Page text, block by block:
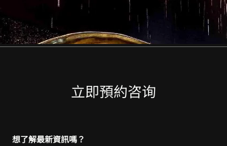
立即預約咨询
想了解最新資訊嗎？